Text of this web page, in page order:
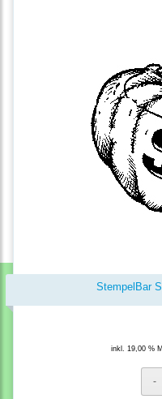
StempelBar
inkl. 19,00 %